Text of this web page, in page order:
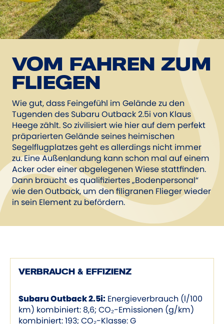
VOM FAHREN ZUM
FLIEGEN
Wie gut, dass Feingefühl im Gelände zu den
Tugenden des Subaru Outback 2.5i von Klaus
Heege zählt. So zivilisiert wie hier auf dem perfekt
präparierten Gelände seines heimischen
Segelflugplatzes geht es allerdings nicht immer
zu. Eine Außenlandung kann schon mal auf einem
Acker oder einer abgelegenen Wiese stattfinden.
Dann braucht es qualifiziertes „Bodenpersonal“
wie den Outback, um den filigranen Flieger wieder
in sein Element zu befördern.
VERBRAUCH & EFFIZIENZ
Subaru Outback 2.5i:Energieverbrauch (l/100
km) kombiniert: 8,6; CO₂-Emissionen (g/km)
kombiniert: 193; CO₂-Klasse: G